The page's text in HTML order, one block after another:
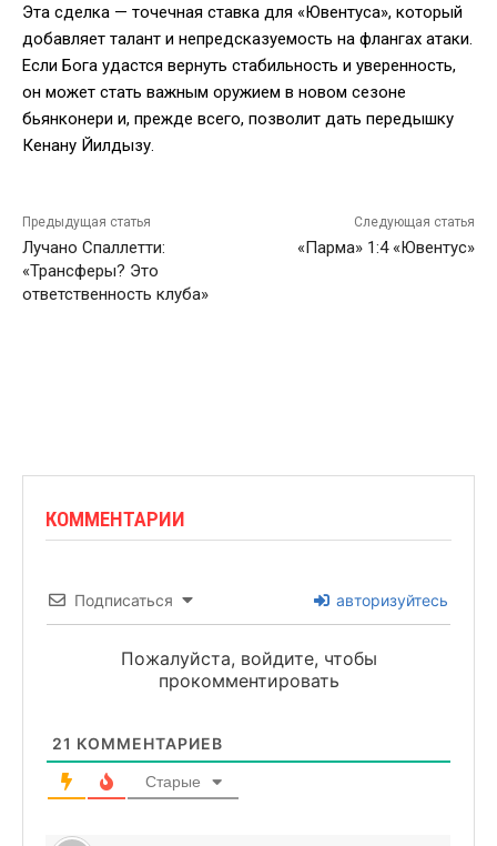
Эта сделка — точечная ставка для «Ювентуса», который
добавляет талант и непредсказуемость на флангах атаки.
Если Бога удастся вернуть стабильность и уверенность,
он может стать важным оружием в новом сезоне
бьянконери и, прежде всего, позволит дать передышку
Кенану Йилдызу.
Предыдущая статья
Лучано Спаллетти:
«Трансферы? Это
ответственность клуба»
Следующая статья
«Парма» 1:4 «Ювентус»
КОММЕНТАРИИ
Подписаться авторизуйтесь
Пожалуйста, войдите, чтобы
прокомментировать
21 КОММЕНТАРИЕВ
Старые